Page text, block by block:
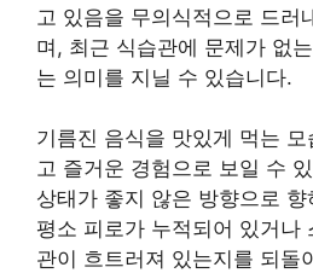
고 있음을 무의식적으로 드러
며, 최근 식습관에 문제가 없
는 의미를 지닐 수 있습니다.
기름진 음식을 맛있게 먹는
고 즐거운 경험으로 보일 수
상태가 좋지 않은 방향으로
평소 피로가 누적되어 있거나
관이 흐트러져 있는지를 되돌